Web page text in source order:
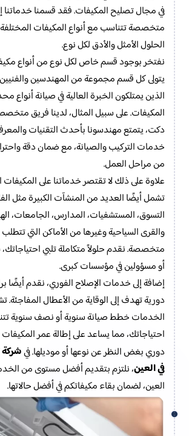
في مجال تصليح المكيفات. فقد قسمنا خدماتنا
متخصصة تتناسب مع أنواع المكيفات
الحلول الأمثل والأدق لكل نوع.
نفتخر بوجود قسم خاص لكل نوع من أنواع
يتولى كل قسم مجموعة من المهندسين
الذين يمتلكون الخبرة العالية في صيانة أنواع
المكيفات. على سبيل المثال، لدينا فريق
دكت، يتمتع مهندسونا بأحدث التقنيات
خدمات التركيب والصيانة، مع ضمان دقة
من مراحل العمل.
علاوة على ذلك لا تقتصر خدماتنا على المكيفات
تشمل أيضًا العديد من المنشآت الكبيرة مثل
التسوق، المستشفيات، المدارس، الجامعات،
والقرى السياحية وغيرها من الأماكن التي
متخصصة. نقدم حلولاً متكاملة تلبي احتياجاتك،
أو مسؤولين في مؤسسات كبرى.
إضافة إلى خدمات الإصلاح الفوري، نقدم أيضًا
دورية تهدف إلى الوقاية من الأعطال
الخدمات خطط صيانة سنوية أو نصف سنوية
احتياجاتك، مما يساعد على إطالة عمر
دوري بغض النظر عن نوعها أو موديلها. في
في العين، نلتزم بتقديم أفضل مستوى من
العين، لضمان بقاء مكيفاتكم في أفضل حالاتها.